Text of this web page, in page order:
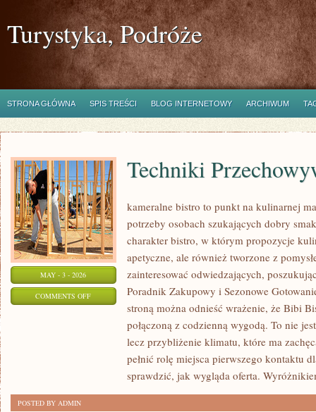
Turystyka, Podróże
STRONA GŁÓWNA SPIS TREŚCI BLOG INTERNETOWY ARCHIWUM
MAY - 3 - 2026
COMMENTS OFFON
PRZECHOWYWANIA
Techniki
kameralne bistro to punkt na kulinarnej
potrzeby osobach szukających dobry
charakter bistro, w którym propozycje
apetyczne, ale również tworzone z
zainteresować odwiedzających,
Poradnik Zakupowy i Sezonowe
stroną można odnieść wrażenie, że Bibi
połączoną z codzienną wygodą. To nie
lecz przybliżenie klimatu, które ma
pełnić rolę miejsca pierwszego kontaktu
sprawdzić, jak wygląda oferta.
POSTED BY ADMIN